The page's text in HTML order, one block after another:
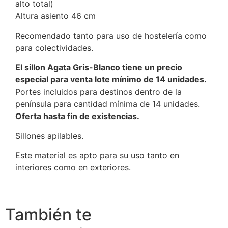
alto total)
Altura asiento 46 cm
Recomendado tanto para uso de hostelería como
para colectividades.
El sillon Agata Gris-Blanco tiene un precio
especial para venta lote mínimo de 14 unidades.
Portes incluidos para destinos dentro de la
península para cantidad mínima de 14 unidades.
Oferta hasta fin de existencias.
Sillones apilables.
Este material es apto para su uso tanto en
interiores como en exteriores.
También te